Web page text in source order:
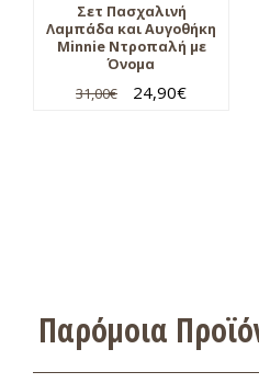
Σετ Πασχαλινή
Λαμπάδα και Αυγοθήκη
Minnie Ντροπαλή με
Όνομα
31,00€ 24,90€
Παρόμοια